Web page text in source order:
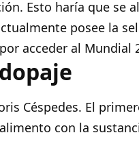
Esto haría que se
posee la
acceder al Mundial
Céspedes. El
con la